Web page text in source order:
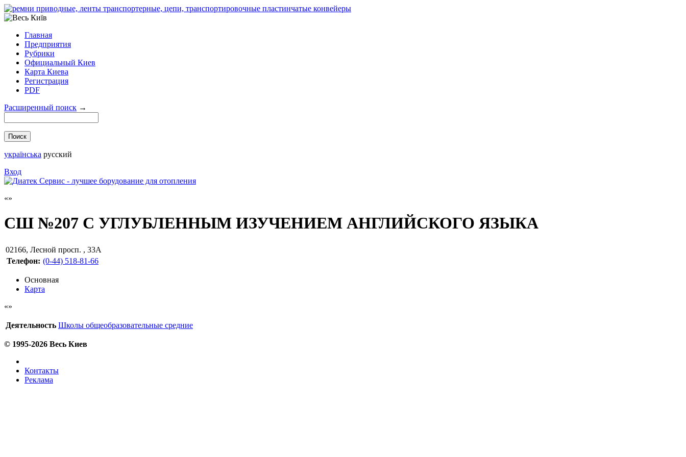
Главная
Предприятия
Рубрики
Официальный Киев
Карта Киева
Регистрация
PDF
Расширенный поиск →
українська русский
Вход
СШ №207 С УГЛУБЛЕННЫМ ИЗУЧЕНИЕМ АНГЛИЙСКОГО ЯЗЫКА
02166, Лесной просп. , 33А
Телефон: (0-44) 518-81-66
Основная
Карта
Деятельность Школы общеобразовательные средние
© 1995-2026 Весь Киев
Контакты
Реклама